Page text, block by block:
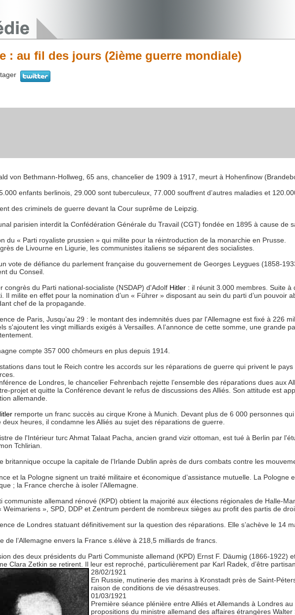
: au fil des jours (2ième guerre mondiale)
von Bethmann-Hollweg, 65 ans, chancelier de 1909 à 1917, meurt à Hohenfinow
enfants berlinois, 29.000 sont tuberculeux, 77.000 souffrent d’autres maladies et
des criminels de guerre devant la Cour suprême de Leipzig.
parisien interdit la Confédération Générale du Travail (CGT) fondée en 1895 à cause de
du « Parti royaliste prussien » qui milite pour la réintroduction de la monarchie en Prusse.
de Livourne en Ligurie, les communistes italiens se séparent des socialistes.
vote de défiance du parlement française du gouvernement de Georges Leygues (1858-
du Conseil.
congrès du Parti national-socialiste (NSDAP) d'Adolf Hitler : il réunit 3.000 membres. Suite à
Il milite en effet pour la nomination d’un « Führer » disposant au sein du parti d’un pouvoir
chef de la propagande.
de Paris, Jusqu’au 29 : le montant des indemnités dues par l'Allemagne est fixé à 226
s'ajoutent les vingt milliards exigés à Versailles. A l’annonce de cette somme, une grande
compte 357 000 chômeurs en plus depuis 1914.
dans tout le Reich contre les accords sur les réparations de guerre qui privent le pays
de Londres, le chancelier Fehrenbach rejette l’ensemble des réparations dues aux
projet et quitte la Conférence devant le refus de discussions des Alliés. Son attitude est
allemande.
remporte un franc succès au cirque Krone à Munich. Devant plus de 6 000 personnes qui
deux heures, il condamne les Alliés au sujet des réparations de guerre.
de l'Intérieur turc Ahmat Talaat Pacha, ancien grand vizir ottoman, est tué à Berlin par
Tchlirian.
britannique occupe la capitale de l’Irlande Dublin après de durs combats contre les
et la Pologne signent un traité militaire et économique d’assistance mutuelle. La
; la France cherche à isoler l’Allemagne.
communiste allemand rénové (KPD) obtient la majorité aux élections régionales de Halle-
Weimariens », SPD, DDP et Zentrum perdent de nombreux sièges au profit des partis de
de Londres statuant définitivement sur la question des réparations. Elle s’achève le 14
de l’Allemagne envers la France s.élève à 218,5 milliards de francs.
des deux présidents du Parti Communiste allemand (KPD) Ernst F. Däumig (1866-1922)
Clara Zetkin se retirent. Il leur est reproché, particulièrement par Karl Radek, d’être
28/02/1921
En Russie, mutinerie des marins à Kronstadt près de Saint-
raison de conditions de vie désastreuses.
01/03/1921
Première séance plénière entre Alliés et Allemands à Londres
propositions du ministre allemand des affaires étrangères